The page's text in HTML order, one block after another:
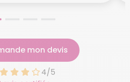
mon devis
4/5